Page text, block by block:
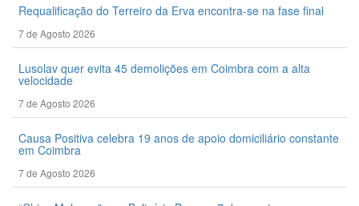
Requalificação do Terreiro da Erva encontra-se na fase final
7 de Agosto 2026
Lusolav quer evita 45 demolições em Coimbra com a alta
velocidade
7 de Agosto 2026
Causa Positiva celebra 19 anos de apoio domiciliário constante
em Coimbra
7 de Agosto 2026